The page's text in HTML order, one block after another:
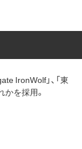
IronWolf」、「東
を採用。